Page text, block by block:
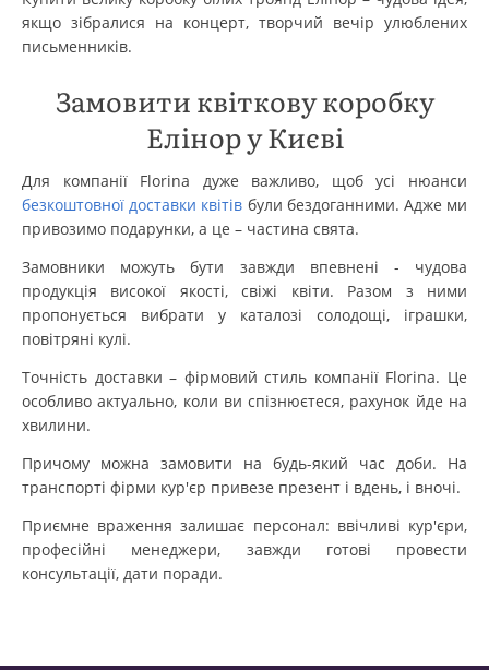
якщо зібралися на концерт, творчий вечір улюблених
письменників.
Замовити квіткову коробку
Елінор у Києві
Для компанії Florina дуже важливо, щоб усі нюанси
безкоштовної доставки квітів були бездоганними. Адже ми
привозимо подарунки, а це – частина свята.
Замовники можуть бути завжди впевнені - чудова
продукція високої якості, свіжі квіти. Разом з ними
пропонується вибрати у каталозі солодощі, іграшки,
повітряні кулі.
Точність доставки – фірмовий стиль компанії Florina. Це
особливо актуально, коли ви спізнюєтеся, рахунок йде на
хвилини.
Причому можна замовити на будь-який час доби. На
транспорті фірми кур'єр привезе презент і вдень, і вночі.
Приємне враження залишає персонал: ввічливі кур'єри,
професійні менеджери, завжди готові провести
консультації, дати поради.